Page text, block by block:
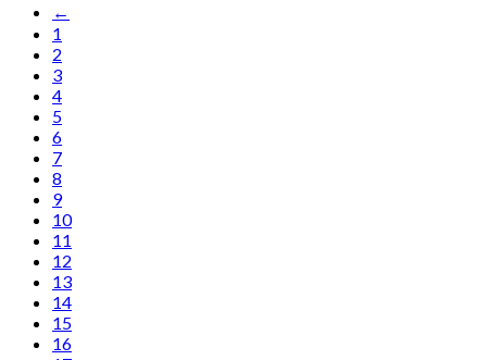
←
1
2
3
4
5
6
7
8
9
10
11
12
13
14
15
16